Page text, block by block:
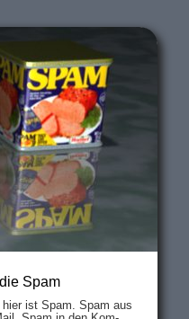
Spam
ist Spam. Spam aus